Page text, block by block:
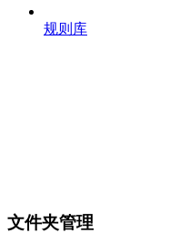
规则库
文件夹管理